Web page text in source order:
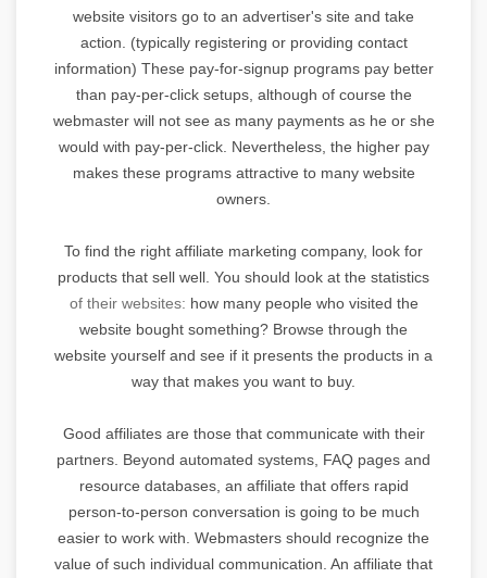
website visitors go to an advertiser's site and take
action. (typically registering or providing contact
information) These pay-for-signup programs pay better
than pay-per-click setups, although of course the
webmaster will not see as many payments as he or she
would with pay-per-click. Nevertheless, the higher pay
makes these programs attractive to many website
owners.
To find the right affiliate marketing company, look for
products that sell well. You should look at the statistics
of their websites: how many people who visited the
website bought something? Browse through the
website yourself and see if it presents the products in a
way that makes you want to buy.
Good affiliates are those that communicate with their
partners. Beyond automated systems, FAQ pages and
resource databases, an affiliate that offers rapid
person-to-person conversation is going to be much
easier to work with. Webmasters should recognize the
value of such individual communication. An affiliate that